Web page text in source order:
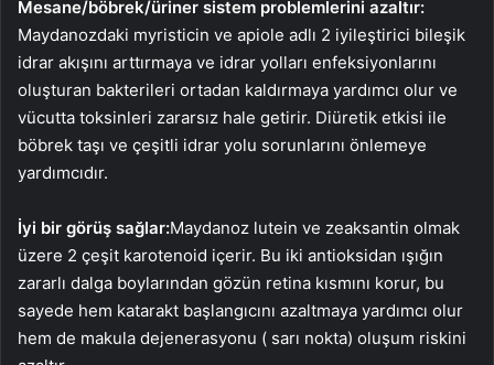
Mesane/böbrek/üriner sistem problemlerini azaltır:
Maydanozdaki myristicin ve apiole adlı 2 iyileştirici bileşik
idrar akışını arttırmaya ve idrar yolları enfeksiyonlarını
oluşturan bakterileri ortadan kaldırmaya yardımcı olur ve
vücutta toksinleri zararsız hale getirir. Diüretik etkisi ile
böbrek taşı ve çeşitli idrar yolu sorunlarını önlemeye
yardımcıdır.
İyi bir görüş sağlar:Maydanoz lutein ve zeaksantin olmak
üzere 2 çeşit karotenoid içerir. Bu iki antioksidan ışığın
zararlı dalga boylarından gözün retina kısmını korur, bu
sayede hem katarakt başlangıcını azaltmaya yardımcı olur
hem de makula dejenerasyonu ( sarı nokta) oluşum riskini